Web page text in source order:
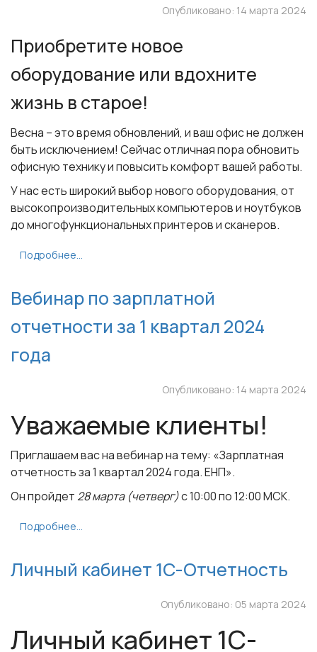
Опубликовано: 14 марта 2024
Приобретите новое
оборудование или вдохните
жизнь в старое!
Весна – это время обновлений, и ваш офис не должен
быть исключением! Сейчас отличная пора обновить
офисную технику и повысить комфорт вашей работы.
У нас есть широкий выбор нового оборудования, от
высокопроизводительных компьютеров и ноутбуков
до многофункциональных принтеров и сканеров.
Подробнее...
Вебинар по зарплатной
отчетности за 1 квартал 2024
года
Опубликовано: 14 марта 2024
Уважаемые клиенты!
Приглашаем вас на вебинар на тему: «Зарплатная
отчетность за 1 квартал 2024 года. ЕНП».
Он пройдет 28 марта (четверг)с10:00по12:00 МСК.
Подробнее...
Личный кабинет 1С-Отчетность
Опубликовано: 05 марта 2024
Личный кабинет 1С-